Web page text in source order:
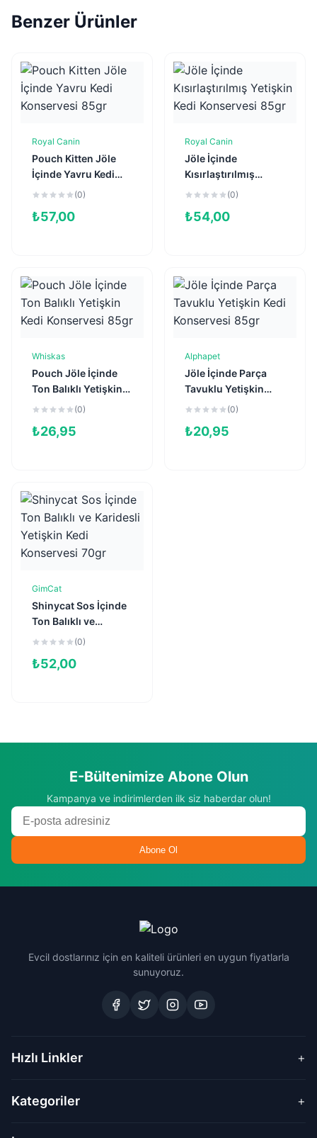
Benzer Ürünler
Sepete Ekle
Royal Canin
Pouch Kitten Jöle
İçinde Yavru Kedi
Konservesi 85gr
(0)
₺57,00
Sepete Ekle
Royal Canin
Jöle İçinde
Kısırlaştırılmış
Yetişkin Kedi
(0)
₺54,00
Sepete Ekle
Whiskas
Pouch Jöle İçinde
Ton Balıklı Yetişkin
Kedi Konservesi
(0)
₺26,95
Sepete Ekle
Alphapet
Jöle İçinde Parça
Tavuklu Yetişkin
Kedi Konservesi
(0)
₺20,95
Sepete Ekle
GimCat
Shinycat Sos İçinde
Ton Balıklı ve
Karidesli Yetişkin
70gr
(0)
₺52,00
E-Bültenimize Abone Olun
Kampanya ve indirimlerden ilk siz haberdar olun!
Abone Ol
Evcil dostlarınız için en kaliteli ürünleri en uygun fiyatlarla
sunuyoruz.
Hızlı Linkler +
Kategoriler +